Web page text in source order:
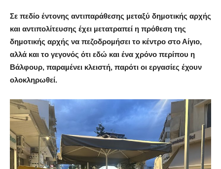
Σε πεδίο έντονης αντιπαράθεσης µεταξύ δηµοτικής αρχής
και αντιπολίτευσης έχει µετατραπεί η πρόθεση της
δηµοτικής αρχής να πεζοδροµήσει το κέντρο στο Αίγιο,
αλλά και το γεγονός ότι εδώ και ένα χρόνο περίπου η
Βάλφουρ, παραµένει κλειστή, παρότι οι εργασίες έχουν
ολοκληρωθεί.